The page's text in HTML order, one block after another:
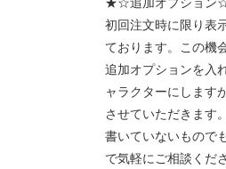
初回注文時に限り表
ております。この機
追加オプションを入
ャラクターにします
させていただきます。
書いていないもので
で気軽にご相談くだ